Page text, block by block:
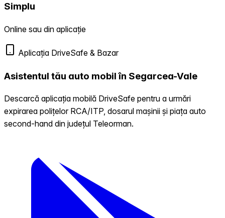
Simplu
Online sau din aplicație
Aplicația DriveSafe & Bazar
Asistentul tău auto mobil în Segarcea-Vale
Descarcă aplicația mobilă DriveSafe pentru a urmări
expirarea polițelor RCA/ITP, dosarul mașinii și piața auto
second-hand din județul Teleorman.